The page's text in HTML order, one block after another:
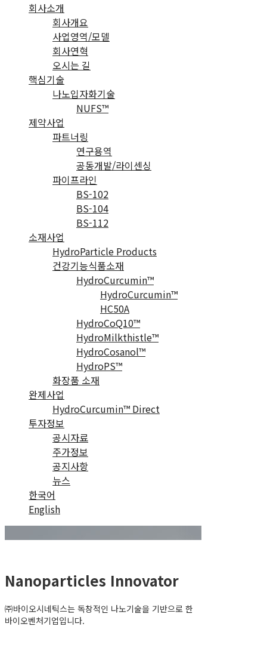
회사소개
회사개요
사업영역/모델
회사연혁
오시는 길
핵심기술
나노입자화기술
NUFS™
제약사업
파트너링
연구용역
공동개발/라이센싱
파이프라인
BS-102
BS-104
BS-112
소재사업
HydroParticle Products
건강기능식품소재
HydroCurcumin™
HydroCurcumin™
HC50A
HydroCoQ10™
HydroMilkthistle™
HydroCosanol™
HydroPS™
화장품 소재
완제사업
HydroCurcumin™ Direct
투자정보
공시자료
주가정보
공지사항
뉴스
한국어
English
Nanoparticles Innovator
㈜바이오시네틱스는 독창적인 나노기술을 기반으로 한
바이오벤처기업입니다.